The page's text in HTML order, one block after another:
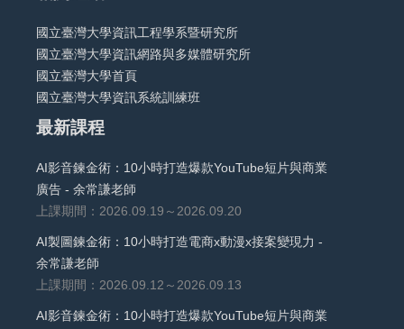
國立臺灣大學資訊工程學系暨研究所
國立臺灣大學資訊網路與多媒體研究所
國立臺灣大學首頁
國立臺灣大學資訊系統訓練班
最新課程
AI影音鍊金術：10小時打造爆款YouTube短片與商業
廣告 - 余常謙老師
上課期間：2026.09.19～2026.09.20
AI製圖鍊金術：10小時打造電商x動漫x接案變現力 -
余常謙老師
上課期間：2026.09.12～2026.09.13
AI影音鍊金術：10小時打造爆款YouTube短片與商業